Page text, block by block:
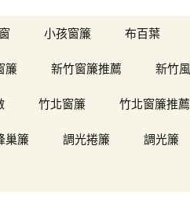
小孩窗簾 布百葉
簾 新竹窗簾推薦 新竹
竹北窗簾 竹北窗簾推薦
巢簾 調光捲簾 調光簾